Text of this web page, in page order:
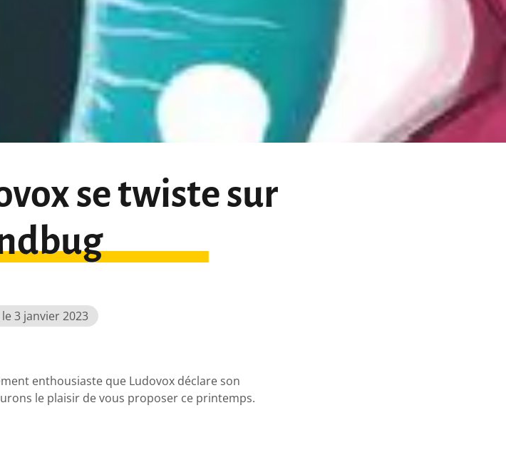
se twiste sur
3 janvier 2023
enthousiaste que Ludovox déclare son
le plaisir de vous proposer ce printemps.